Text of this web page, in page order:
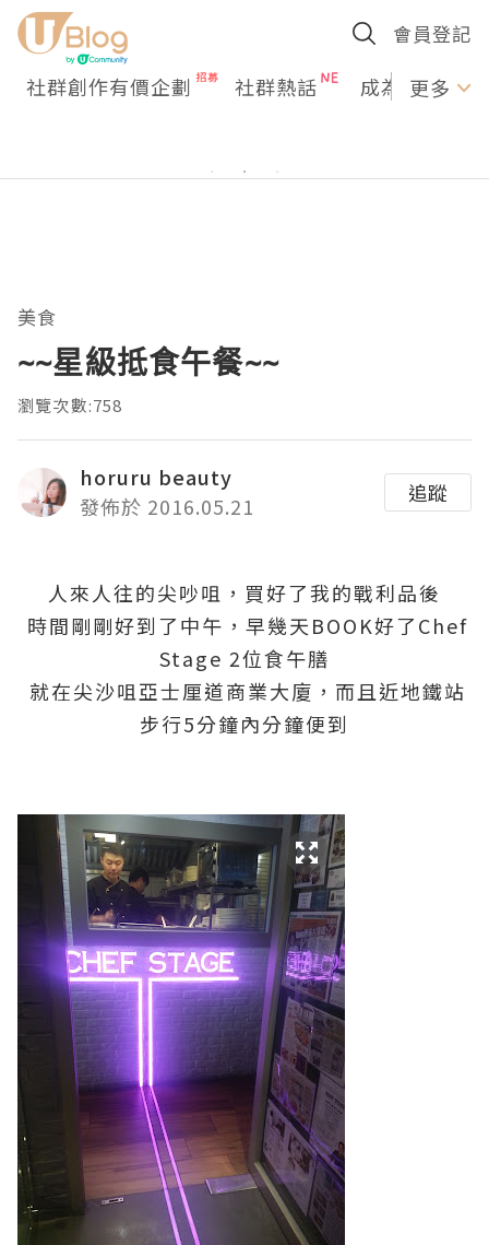
會員登記
社群創作有價企劃 社群熱話 成為U更多
美食
~~星級抵食午餐~~
瀏覽次數:758
horuru beauty
發佈於 2016.05.21
追蹤
人來人往的尖吵咀，買好了我的戰利品後
時間剛剛好到了中午，早幾天BOOK好了Chef
Stage 2位食午膳
就在尖沙咀亞士厘道商業大廈，而且近地鐵站
步行5分鐘內分鐘便到